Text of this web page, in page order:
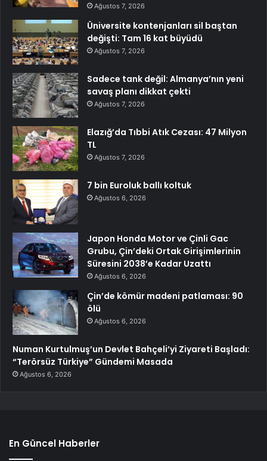
Ağustos 7, 2026
Üniversite kontenjanları sil baştan
değişti: Tam 16 kat büyüdü
Ağustos 7, 2026
Sadece tank değil: Almanya’nın yeni
savaş planı dikkat çekti
Ağustos 7, 2026
Elazığ’da Tıbbi Atık Cezası: 47 Milyon
TL
Ağustos 7, 2026
7 bin Euroluk ballı koltuk
Ağustos 6, 2026
Japon Honda Motor ve Çinli Gac
Grubu, Çin’deki Ortak Girişimlerinin
Süresini 2038’e Kadar Uzattı
Ağustos 6, 2026
Çin’de kömür madeni patlaması: 90
ölü
Ağustos 6, 2026
Numan Kurtulmuş’un Devlet Bahçeli’yi Ziyareti Başladı:
“Terörsüz Türkiye” Gündemi Masada
Ağustos 6, 2026
En Güncel Haberler